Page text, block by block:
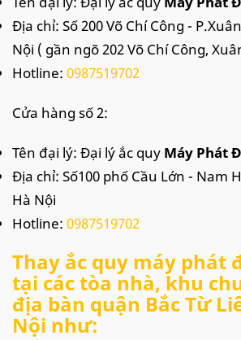
Địa chỉ: Số 200 Võ Chí Công -
Nội ( gần ngõ 202 Võ Chí Công,
Hotline: 0987519702
Cửa hàng số 2:
Tên đại lý: Đại lý ắc quy Máy Phát
Địa chỉ: Số100 phố Cầu Lớn - Nam
Hà Nội
Hotline: 0987519702
Thay ắc quy máy phát
tại các tòa nhà, khu
địa bàn quận Bắc Từ
Nội như: